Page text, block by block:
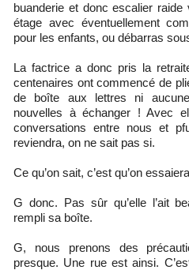
buanderie et donc escalier
étage avec éventuellement
pour les enfants, ou débarras
La factrice a donc pris la
centenaires ont commencé de
de boîte aux lettres ni
nouvelles à échanger ! Avec
conversations entre nous et
reviendra, on ne sait pas si.
Ce qu’on sait, c’est qu’on
G donc. Pas sûr qu’elle l’ait
rempli sa boîte.
G, nous prenons des
presque. Une rue est ainsi.